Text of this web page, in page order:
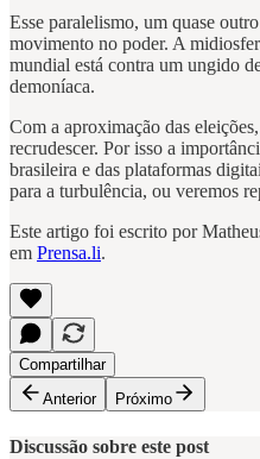
Esse paralelismo, um quase
movimento no poder. A
mundial está contra um ungido
demoníaca.
Com a aproximação das
recrudescer. Por isso a
brasileira e das plataformas
para a turbulência, ou veremos
Este artigo foi escrito por
em Prensa.li.
Compartilhar
Anterior
Próximo
Discussão sobre este post